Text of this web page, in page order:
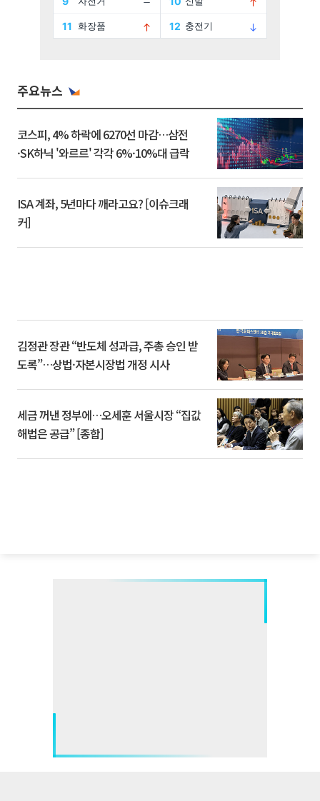
주요뉴스
코스피, 4% 하락에 6270선 마감…삼전
·SK하닉 '와르르' 각각 6%·10%대 급락
ISA 계좌, 5년마다 깨라고요? [이슈크래
커]
김정관 장관 “반도체 성과급, 주총 승인 받
도록”…상법·자본시장법 개정 시사
세금 꺼낸 정부에…오세훈 서울시장 “집값
해법은 공급” [종합]